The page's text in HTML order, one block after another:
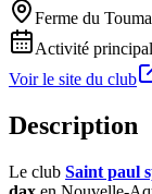
Ferme du
Activité
Voir le site du club
Description
Le club Saint paul